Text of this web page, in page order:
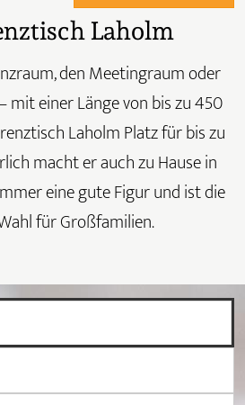
Laholm
den Meetingraum oder
mit einer Länge von bis zu 450
Laholm Platz für bis zu
macht er auch zu Hause in
eine gute Figur und ist die
für Großfamilien.